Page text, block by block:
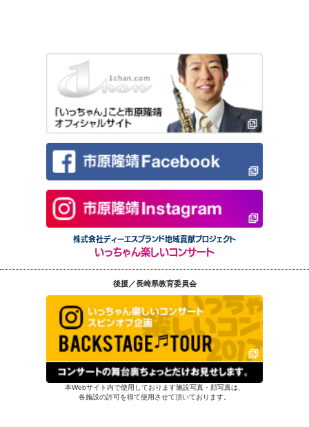
株式会社ディーエスブランド地域貢献プロジェクト
いっちゃん楽しいコンサート
後援／長崎県教育委員会
本Webサイト内で使用しております施設写真・顔写真は、
各施設の許可を得て使用させて頂いております。